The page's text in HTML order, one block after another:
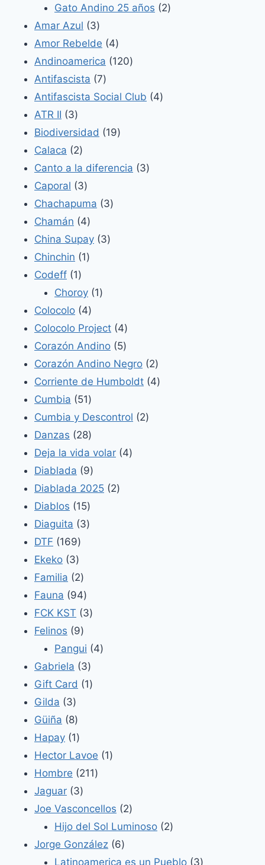
productos
Gato Andino 25 años 22
Amar Azul 33
productos
Amor Rebelde 44
productos
Andinoamerica 120120
Antifascista 77
productos
Antifascista Social Club 44
ATR II 33
productos
Biodiversidad 1919
Calaca 22
productos
Canto a la diferencia 33
Caporal 33
productos
Chachapuma 33
Chamán 44
productos
China Supay 33
Chinchin 11
Codeff 11
producto
Choroy 11
Colocolo 44
productos
Colocolo Project 44
productos
Corazón Andino 55
productos
Corazón Andino Negro 22
productos
Corriente de Humboldt 44
Cumbia 5151
productos
Cumbia y Descontrol 22
Danzas 2828
productos
Deja la vida volar 44
Diablada 99
productos
Diablada 2025 22
Diablos 1515
productos
Diaguita 33
DTF 169169
productos
Ekeko 33
productos
Familia 22
productos
Fauna 9494
productos
FCK KST 33
Felinos 99
productos
Pangui 44
Gabriela 33
productos
Gift Card 11
Gilda 33
productos
Güiña 88
productos
Hapay 11
producto
Hector Lavoe 11
Hombre 211211
Jaguar 33
productos
Joe Vasconcellos 22
productos
Hijo del Sol Luminoso 22
Jorge González 66
productos
Latinoamerica es un Pueblo 33